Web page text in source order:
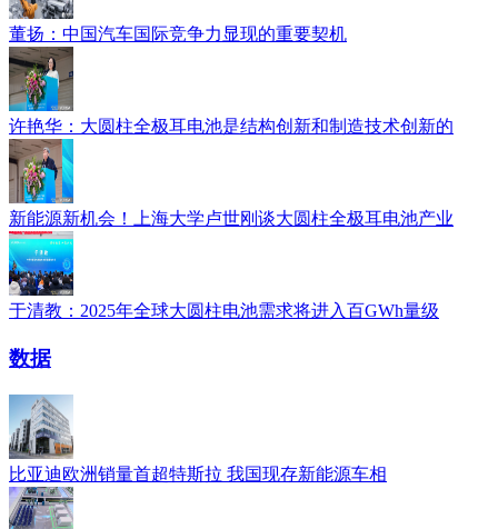
董扬：中国汽车国际竞争力显现的重要契机
许艳华：大圆柱全极耳电池是结构创新和制造技术创新的
新能源新机会！上海大学卢世刚谈大圆柱全极耳电池产业
于清教：2025年全球大圆柱电池需求将进入百GWh量级
数据
比亚迪欧洲销量首超特斯拉 我国现存新能源车相